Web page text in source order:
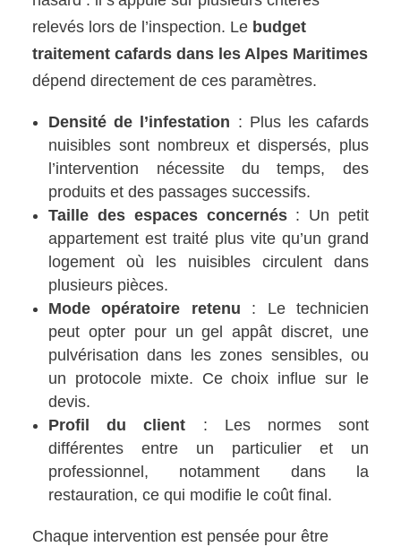
relevés lors de l’inspection. Le budget
traitement cafards dans les Alpes Maritimes
dépend directement de ces paramètres.
Densité de l’infestation : Plus les cafards
nuisibles sont nombreux et dispersés, plus
l’intervention nécessite du temps, des
produits et des passages successifs.
Taille des espaces concernés: Un petit
appartement est traité plus vite qu’un grand
logement où les nuisibles circulent dans
plusieurs pièces.
Mode opératoire retenu : Le technicien
peut opter pour un gel appât discret, une
pulvérisation dans les zones sensibles, ou
un protocole mixte. Ce choix influe sur le
devis.
Profil du client : Les normes sont
différentes entre un particulier et un
professionnel, notamment dans la
restauration, ce qui modifie le coût final.
Chaque intervention est pensée pour être